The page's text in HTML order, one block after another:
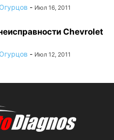
- Июл 16, 2011
Chevrolet
- Июл 12, 2011